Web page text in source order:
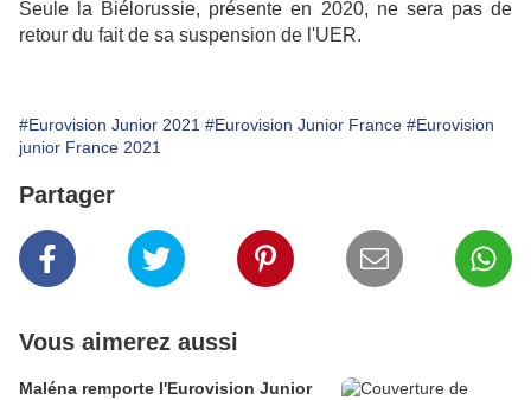
Seule la Biélorussie, présente en 2020, ne sera pas de
retour du fait de sa suspension de l'UER.
#Eurovision Junior 2021 #Eurovision Junior France #Eurovision
junior France 2021
Partager
Vous aimerez aussi
Maléna remporte l'Eurovision Junior